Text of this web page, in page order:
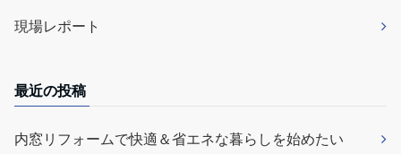
現場レポート
最近の投稿
内窓リフォームで快適＆省エネな暮らしを始めたい